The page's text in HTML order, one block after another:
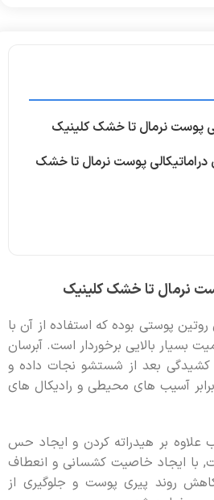
پوست نرمال تا خشک کلینیک
دراماتیکالی پوست نرمال تا خشک
نرمال تا خشک کلینیک
روتین پوستی بوده که استفاده از آن با
بسیار بالایی برخوردار است. آبرسان
بعد از شستشو نجات داده و
آسیب های محیطی و رادیکال های
علاوه بر هیدراته کردن و ایجاد حس
با ایجاد خاصیت کشسانی و انعطاف
روند پیری پوست و جلوگیری از